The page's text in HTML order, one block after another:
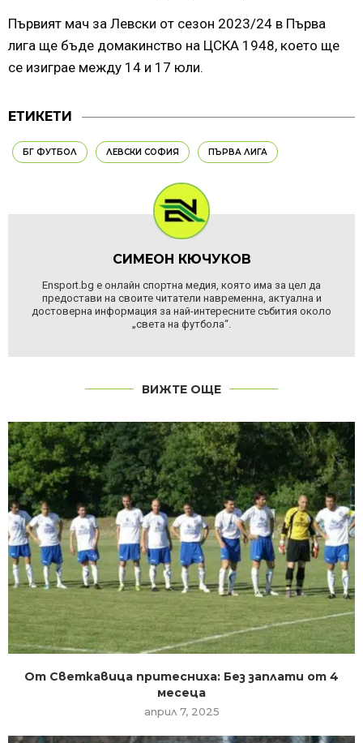
Първият мач за Левски от сезон 2023/24 в Първа
лига ще бъде домакинство на ЦСКА 1948, което ще
се изиграе между 14 и 17 юли.
ЕТИКЕТИ
БГ ФУТБОЛ ЛЕВСКИ СОФИЯ ПЪРВА ЛИГА
СИМЕОН КЮЧУКОВ
Ensport.bg е онлайн спортна медия, която има за цел да
предостави на своите читатели навременна, актуална и
достоверна информация за най-интересните събития около
„света на футбола“.
ВИЖТЕ ОЩЕ
От Светкавица притесниха: Без заплати от 4
месеца
април 7, 2025